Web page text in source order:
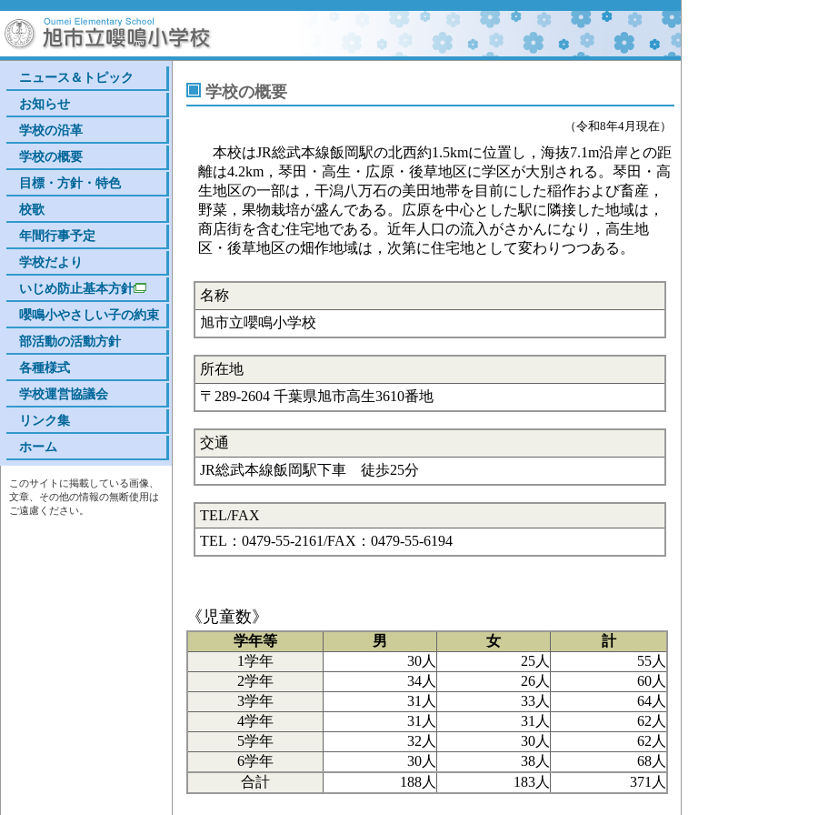
ニュース＆トピック
お知らせ
学校の沿革
学校の概要
目標・方針・特色
校歌
年間行事予定
学校だより
いじめ防止基本方針
嚶鳴小やさしい子の約束
部活動の活動方針
各種様式
学校運営協議会
リンク集
ホーム
このサイトに掲載している画像、
文章、その他の情報の無断使用は
ご遠慮ください。
学校の概要
（令和8年4月現在）
本校はJR総武本線飯岡駅の北西約1.5kmに位置し，海抜7.1m沿岸との距
離は4.2km，琴田・高生・広原・後草地区に学区が大別される。琴田・高
生地区の一部は，干潟八万石の美田地帯を目前にした稲作および畜産，
野菜，果物栽培が盛んである。広原を中心とした駅に隣接した地域は，
商店街を含む住宅地である。近年人口の流入がさかんになり，高生地
区・後草地区の畑作地域は，次第に住宅地として変わりつつある。
名称
旭市立嚶鳴小学校
所在地
〒289-2604 千葉県旭市高生3610番地
交通
JR総武本線飯岡駅下車 徒歩25分
TEL/FAX
TEL：0479-55-2161/FAX：0479-55-6194
《児童数》
学年等 男 女
計
1学年
30人 25人
55人
2学年
34人 26人
60人
3学年
31人 33人
64人
4学年
31人 31人
62人
5学年
32人 30人
62人
6学年
30人 38人
68人
合計
188人 183人 371人